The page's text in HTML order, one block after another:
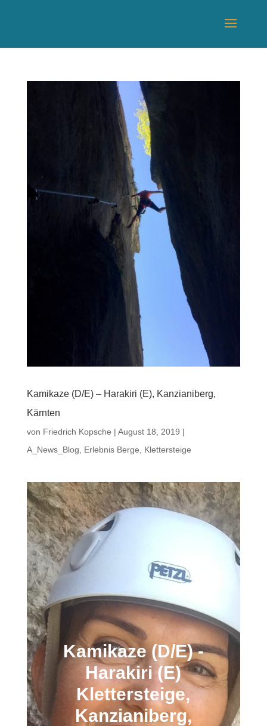
Kamikaze (D/E) – Harakiri (E), Kanzianiberg,
Kärnten
von Friedrich Kopsche | August 18, 2019 |
A_News_Blog
Erlebnis Berge Klettersteige
Kamikaze (D/E) -
Harakiri (E)
Klettersteige,
Kanzianiberg,